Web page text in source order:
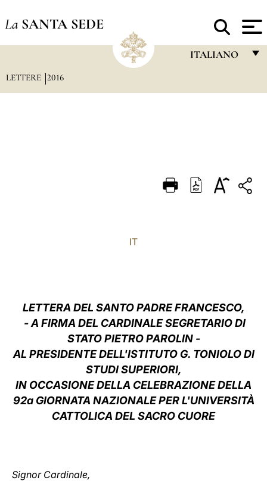
La SANTA SEDE
ITALIANO
DEUTSCH
LETTERE 2016
IT
LETTERA DEL SANTO PADRE FRANCESCO,
- A FIRMA DEL CARDINALE SEGRETARIO DI
STATO PIETRO PAROLIN -
AL PRESIDENTE DELL'ISTITUTO G. TONIOLO DI
STUDI SUPERIORI,
IN OCCASIONE DELLA CELEBRAZIONE DELLA
92a GIORNATA NAZIONALE PER L'UNIVERSITÀ
CATTOLICA DEL SACRO CUORE
Signor Cardinale,